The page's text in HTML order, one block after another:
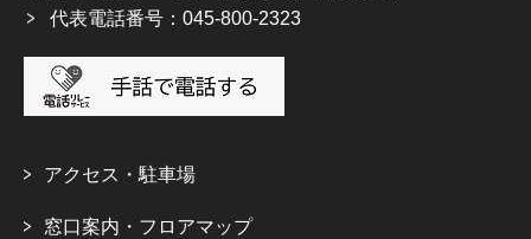
代表電話番号：045-800-2323
アクセス・駐車場
窓口案内・フロアマップ